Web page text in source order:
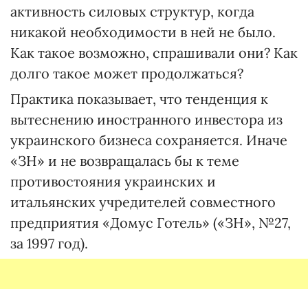
активность силовых структур, когда
никакой необходимости в ней не было.
Как такое возможно, спрашивали они? Как
долго такое может продолжаться?
Практика показывает, что тенденция к
вытеснению иностранного инвестора из
украинского бизнеса сохраняется. Иначе
«ЗН» и не возвращалась бы к теме
противостояния украинских и
итальянских учредителей совместного
предприятия «Домус Готель» («ЗН», №27,
за 1997 год).